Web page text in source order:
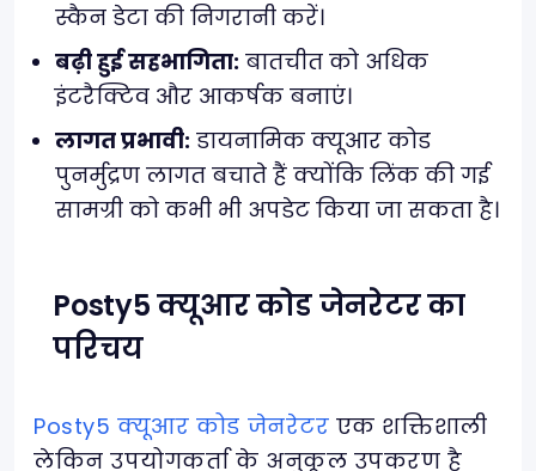
स्कैन डेटा की निगरानी करें।
बढ़ी हुई सहभागिता: बातचीत को अधिक
इंटरैक्टिव और आकर्षक बनाएं।
लागत प्रभावी: डायनामिक क्यूआर कोड
पुनर्मुद्रण लागत बचाते हैं क्योंकि लिंक की गई
सामग्री को कभी भी अपडेट किया जा सकता है।
Posty5 क्यूआर कोड जेनरेटर का
परिचय
Posty5 क्यूआर कोड जेनरेटर एक शक्तिशाली
लेकिन उपयोगकर्ता के अनुकूल उपकरण है